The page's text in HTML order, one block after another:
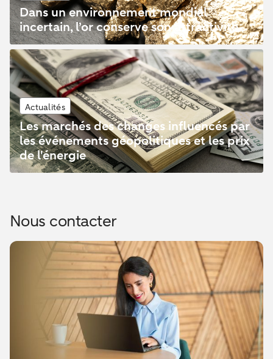
Dans un environnement mondial
incertain, l’or conserve son attractivité
Les marchés des changes influencés par
les événements géopolitiques et les prix
de l'énergie
Actualités
Nous contacter